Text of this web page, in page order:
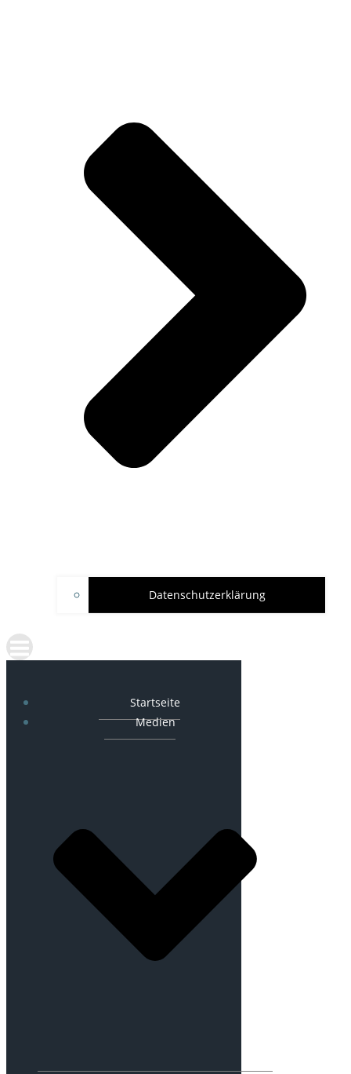
Datenschutzerklärung
Startseite
Medien